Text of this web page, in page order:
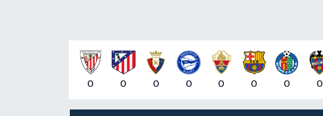
0 0 0 0 0 0 0 0